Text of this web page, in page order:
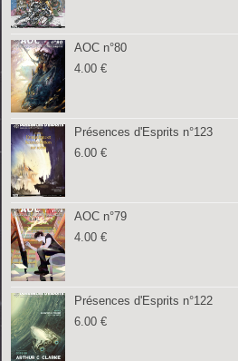
AOC n°80
4.00€
Présences d'Esprits n°123
6.00€
AOC n°79
4.00€
Présences d'Esprits n°122
6.00€